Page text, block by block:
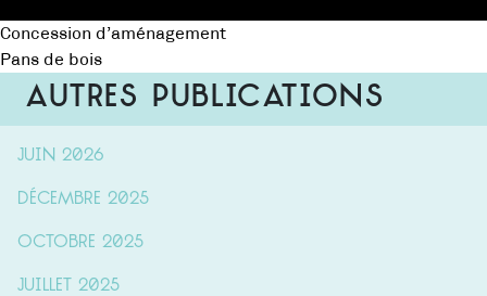
Navigation
de
l’article
Concession d’aménagement
Pans de bois
Autres publications
juin 2026
décembre 2025
octobre 2025
juillet 2025